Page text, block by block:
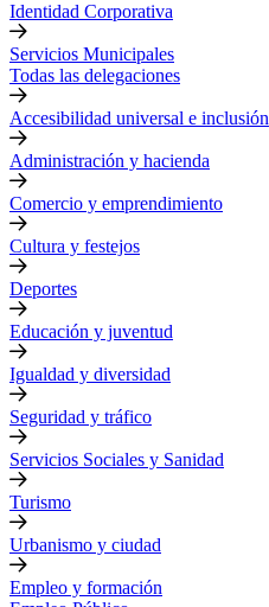
Identidad Corporativa
Servicios Municipales
Todas las delegaciones
Accesibilidad universal e inclusión
Administración y hacienda
Comercio y emprendimiento
Cultura y festejos
Deportes
Educación y juventud
Igualdad y diversidad
Seguridad y tráfico
Servicios Sociales y Sanidad
Turismo
Urbanismo y ciudad
Empleo y formación